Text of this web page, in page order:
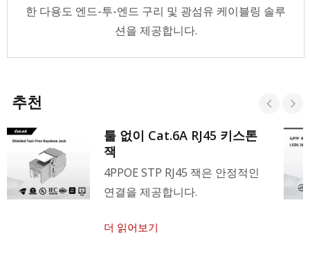
한 다용도 엔드-투-엔드 구리 및 광섬유 케이블링 솔루
션을 제공합니다.
추천
툴 없이 Cat.6A RJ45 키스톤
잭
4PPOE STP RJ45 잭은 안정적인
연결을 제공합니다.
더 읽어보기